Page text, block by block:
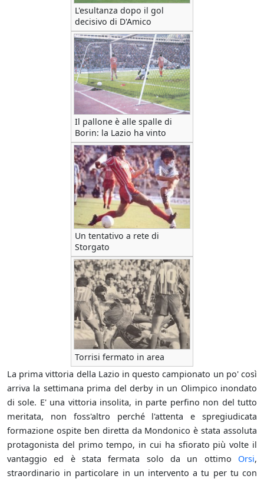
L'esultanza dopo il gol
decisivo di D'Amico
Il pallone è alle spalle di
Borin: la Lazio ha vinto
Un tentativo a rete di
Storgato
Torrisi fermato in area
La prima vittoria della Lazio in questo campionato un po' così
arriva la settimana prima del derby in un Olimpico inondato
di sole. E' una vittoria insolita, in parte perfino non del tutto
meritata, non foss'altro perché l'attenta e spregiudicata
formazione ospite ben diretta da Mondonico è stata assoluta
protagonista del primo tempo, in cui ha sfiorato più volte il
vantaggio ed è stata fermata solo da un ottimo Orsi,
straordinario in particolare in un intervento a tu per tu con